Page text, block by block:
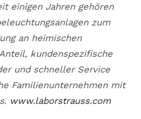
einigen Jahren gehören
zum
an heimischen
kundenspezifische
und schneller Service
Familienunternehmen mit
www.laborstrauss.com